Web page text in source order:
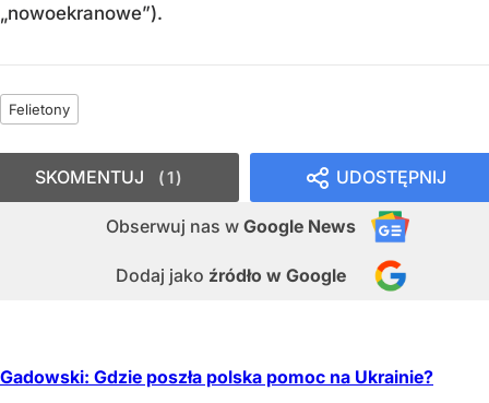
„nowo­ekrano­we”).
Felietony
UDOSTĘPNIJ
Obserwuj nas w Google News
Dodaj jako źródło w Google
SKOMENTUJ 1
Gadowski: Gdzie poszła polska pomoc na Ukrainie?